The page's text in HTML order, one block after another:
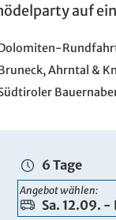
auf
Ahrntal &
6 Tage
Angebot wählen:
Sa. 12.09.